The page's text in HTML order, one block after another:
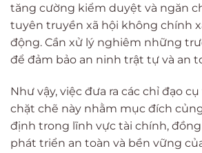
tăng cường kiểm duyệt và ngăn
tuyên truyền xã hội không chính
động. Cần xử lý nghiêm những
để đảm bảo an ninh trật tự và an
Như vậy, việc đưa ra các chỉ đạo
chặt chẽ này nhằm mục đích
định trong lĩnh vực tài chính,
phát triển an toàn và bền vững